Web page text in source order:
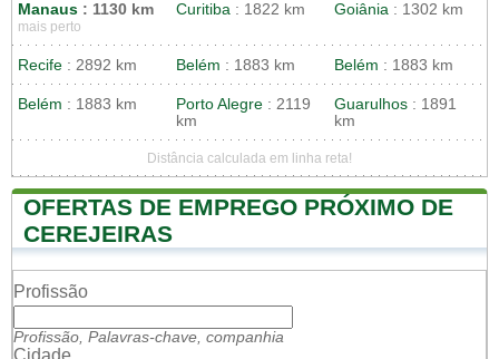
Manaus : 1130 km
mais perto
Curitiba : 1822 km Goiânia : 1302 km
Recife : 2892 km Belém : 1883 km Belém : 1883 km
Belém : 1883 km Porto Alegre : 2119
km
Guarulhos : 1891
km
Distância calculada em linha reta!
OFERTAS DE EMPREGO PRÓXIMO DE
CEREJEIRAS
Profissão
Profissão, Palavras-chave, companhia
Cidade